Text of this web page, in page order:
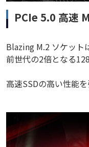
PCIe 5.0 高速
Blazing M.2 ソケット
前世代の2倍となる
高速SSDの高い性能